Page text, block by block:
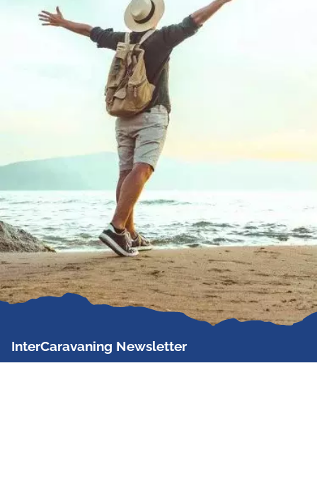
InterCaravaning Newsletter